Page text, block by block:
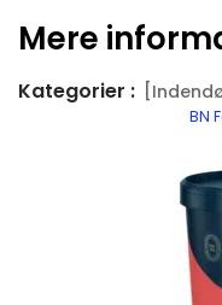
Mere
Kategorier :
BN